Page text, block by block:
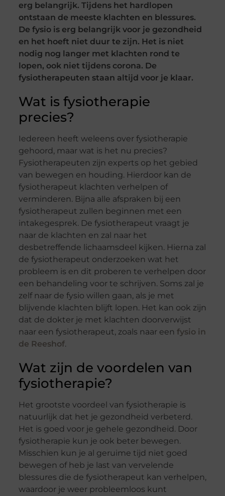
erg belangrijk. Tijdens het hardlopen
ontstaan de meeste klachten en blessures.
De fysio is erg belangrijk voor je gezondheid
en het hoeft niet duur te zijn. Het is niet
nodig nog langer met klachten rond te
lopen, ook niet tijdens corona. De
fysiotherapeuten staan altijd voor je klaar.
Wat is fysiotherapie
precies?
Iedereen heeft weleens over fysiotherapie
gehoord, maar wat is het nu precies?
Fysiotherapeuten zijn experts op het gebied
van bewegen en houding. Hierdoor kan de
fysiotherapeut klachten verhelpen of
verminderen. Bijna alle afspraken bij een
fysiotherapeut zullen beginnen met een
intakegesprek. De fysiotherapeut vraagt je
naar de klachten en zal naar het
desbetreffende lichaamsdeel kijken. Hierna zal
de fysiotherapeut onderzoeken wat het
probleem is en dit proberen te verhelpen door
een behandeling voor te schrijven. Soms zal je
zelf naar de fysio willen gaan, als je met
blijvende klachten blijft lopen. Het kan ook zijn
dat de dokter je met klachten doorverwijst
naar een fysiotherapeut, zoals naar een fysio in
de Reeshof.
Wat zijn de voordelen van
fysiotherapie?
Het grootste voordeel van fysiotherapie is
natuurlijk dat het je gezondheid verbeterd.
Het is goed voor je gehele gezondheid. Door
fysiotherapie kun je ook beter bewegen.
Misschien kun je al geruime tijd niet goed
bewegen of heb je last van vervelende
blessures die de fysiotherapeut kan verhelpen,
waardoor je weer probleemloos kunt